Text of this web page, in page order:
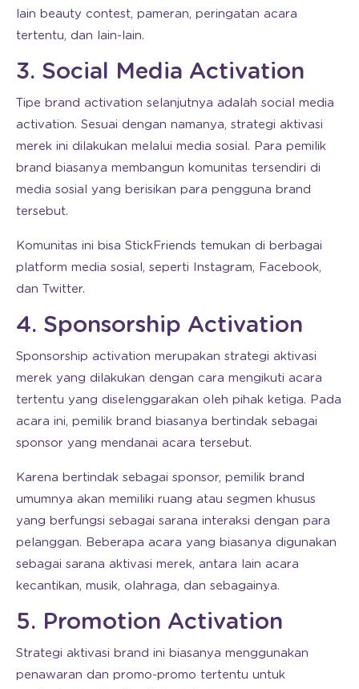
lain beauty contest, pameran, peringatan acara
tertentu, dan lain-lain.
3. Social Media Activation
Tipe brand activation selanjutnya adalah social media
activation. Sesuai dengan namanya, strategi aktivasi
merek ini dilakukan melalui media sosial. Para pemilik
brand biasanya membangun komunitas tersendiri di
media sosial yang berisikan para pengguna brand
tersebut.
Komunitas ini bisa StickFriends temukan di berbagai
platform media sosial, seperti Instagram, Facebook,
dan Twitter.
4. Sponsorship Activation
Sponsorship activation merupakan strategi aktivasi
merek yang dilakukan dengan cara mengikuti acara
tertentu yang diselenggarakan oleh pihak ketiga. Pada
acara ini, pemilik brand biasanya bertindak sebagai
sponsor yang mendanai acara tersebut.
Karena bertindak sebagai sponsor, pemilik brand
umumnya akan memiliki ruang atau segmen khusus
yang berfungsi sebagai sarana interaksi dengan para
pelanggan. Beberapa acara yang biasanya digunakan
sebagai sarana aktivasi merek, antara lain acara
kecantikan, musik, olahraga, dan sebagainya.
5. Promotion Activation
Strategi aktivasi brand ini biasanya menggunakan
penawaran dan promo-promo tertentu untuk